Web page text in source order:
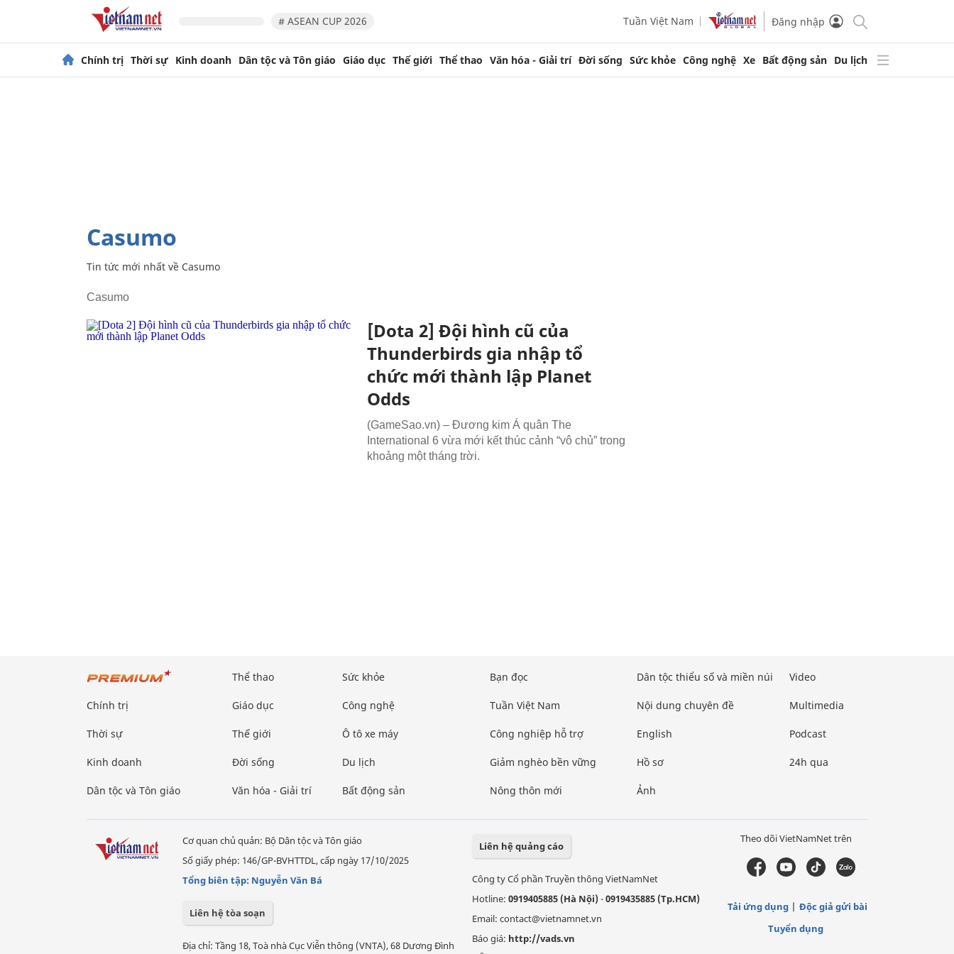
# ASEAN CUP 2026 Tuần Việt Nam Đăng nhập
Chính trị Thời sự Kinh doanh Dân tộc và Tôn giáo Giáo dục Thế giới Thể thao Văn hóa - Giải trí Đời sống Sức khỏe Công nghệ Xe Bất động sản Du lịch
Casumo
Tin tức mới nhất về Casumo
Casumo
[Dota 2] Đội hình cũ của
Thunderbirds gia nhập tổ
chức mới thành lập Planet
Odds
(GameSao.vn) – Đương kim Á quân The
International 6 vừa mới kết thúc cảnh “vô chủ” trong
khoảng một tháng trời.
Chính trị
Thời sự
Kinh doanh
Dân tộc và Tôn giáo
Thể thao
Giáo dục
Thế giới
Đời sống
Văn hóa - Giải trí
Sức khỏe
Công nghệ
Ô tô xe máy
Du lịch
Bất động sản
Bạn đọc
Tuần Việt Nam
Công nghiệp hỗ trợ
Giảm nghèo bền vững
Nông thôn mới
Dân tộc thiểu số và miền núi
Nội dung chuyên đề
English
Hồ sơ
Ảnh
Video
Multimedia
Podcast
24h qua
Cơ quan chủ quản: Bộ Dân tộc và Tôn giáo
Số giấy phép: 146/GP-BVHTTDL, cấp ngày 17/10/2025
Tổng biên tập: Nguyễn Văn Bá
Liên hệ tòa soạn
Địa chỉ: Tầng 18, Toà nhà Cục Viễn thông (VNTA), 68 Dương Đình
Liên hệ quảng cáo
Công ty Cổ phần Truyền thông VietNamNet
Hotline: 0919405885 (Hà Nội)-0919435885 (Tp.HCM)
Email: contact@vietnamnet.vn
Báo giá: http://vads.vn
Theo dõi VietNamNet trên
Tải ứng dụng
Độc giả gửi bài
Tuyển dụng